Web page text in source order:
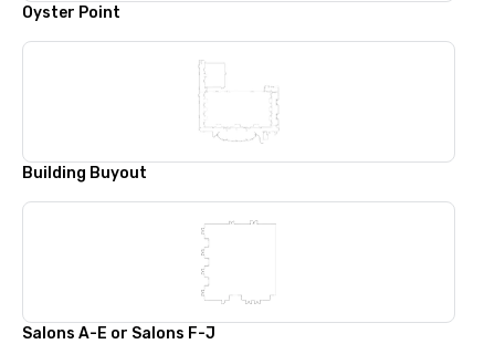
Oyster Point
Building Buyout
Salons A-E or Salons F-J